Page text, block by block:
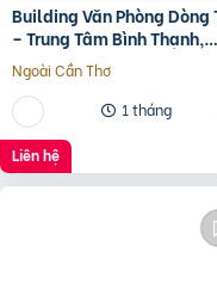
Building Văn Phòng Dòng
– Trung Tâm Bình Thạnh,
Tp.hcm Chỉ 100Tr/M2 Đất
Ngoài Cần Thơ
1 tháng
Liên hệ